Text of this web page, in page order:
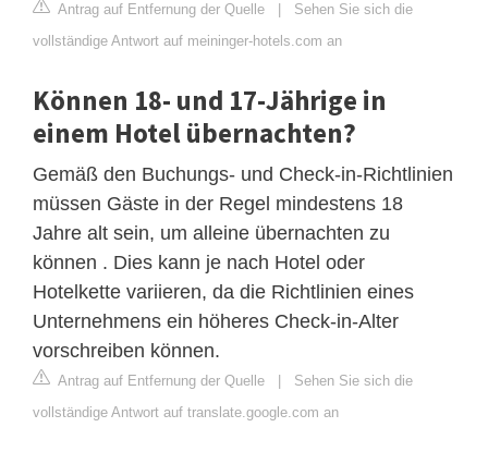
Antrag auf Entfernung der Quelle
Sehen Sie sich die
vollständige Antwort auf meininger-hotels.com an
Können 18- und 17-Jährige in
einem Hotel übernachten?
Gemäß den Buchungs- und Check-in-Richtlinien
müssen Gäste in der Regel mindestens 18
Jahre alt sein, um alleine übernachten zu
können . Dies kann je nach Hotel oder
Hotelkette variieren, da die Richtlinien eines
Unternehmens ein höheres Check-in-Alter
vorschreiben können.
Antrag auf Entfernung der Quelle
Sehen Sie sich die
vollständige Antwort auf translate.google.com an